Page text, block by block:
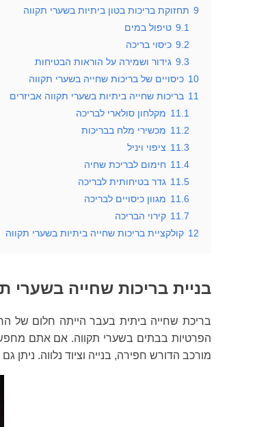
9 תחזוקת בריכות בטון ביתיות בשערי תקווה
9.1 טיפול במים
9.2 כיסוי בריכה
9.3 גידור ושמירה על הוראות הבטיחות
10 כיסויים של בריכות שחייה בשערי תקווה
11 בריכות שחייה ביתיות בשערי תקווה אביזרים
11.1 מקלחון סולארי לבריכה
11.2 מכשירי מלח בבריכות
11.3 ציפוי ויניל
11.4 חימום לבריכת שחיה
11.5 גדר בטיחותית לבריכה
11.6 מגוון כיסויים לבריכה
11.7 קירוי הבריכה
12 קולקציית בריכות שחייה ביתיות בשערי תקווה
בניית בריכות שחייה בשערי
בריכת שחייה ביתית בעבר הייתה חלום של
הפרטיות בבתים בשערי תקווה. אם אתם
מורכב הדורש חפירה, בנייה וציוד נלווה.